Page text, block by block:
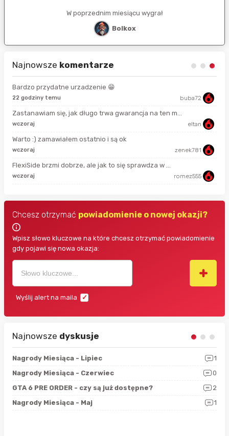
W poprzednim miesiącu wygrał
Bolkox
Najnowsze komentarze
Bardzo przydatne urzadzenie 😁
22 godziny temu buba72
Zastanawiam się, jak długo trwa gwarancja na ten m...
wczoraj eltan
Warto :) zamawiałem ostatnio i są ok
wczoraj zenek781
FlexiSide brzmi dobrze, ale jak to się sprawdza w ...
wczoraj romez555
Chcesz otrzymać powiadomienie o nowej okazji?
Wpisz słowo kluczowe na które chcesz otrzymać powiadomienie
gdy pojawi się nowa okazja:
Wyślij alert na maila
Najnowsze dyskusje
Nagrody Miesiąca - Lipiec
1
Nagrody Miesiąca - Czerwiec
0
GTA 6 PRE ORDER - czy są już dostępne?
2
Nagrody Miesiąca - Maj
1